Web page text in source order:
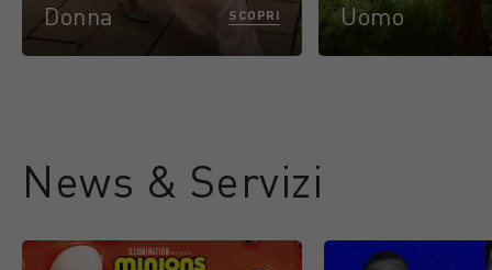
Donna SCOPRI Uomo
News & Servizi